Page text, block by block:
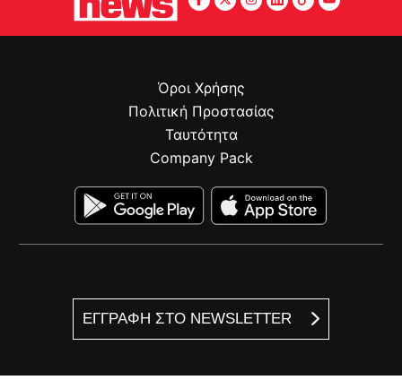
ΕΓΓΡΑΦΗ ΣΤΟ NEWSLETTER
Όροι Χρήσης
Πολιτική Προστασίας
Ταυτότητα
Company Pack